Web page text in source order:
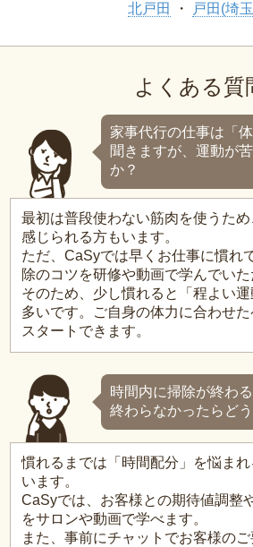
北戸田 戸田(埼
よくある質
家事代行の仕事は「
聞きますが、運動が
か？
最初は普段使わない筋肉を使うた
感じられる方もいます。
ただ、CaSyでは早くお仕事に慣れ
除のコツを研修や動画で学んでいた
そのため、少し慣れると「程よい
多いです。ご自身の体力に合わせた
スタートできます。
時間内に掃除が終わ
終わらなかったらど
慣れるまでは「時間配分」を悩ま
います。
CaSyでは、お客様との期待値調整
をサロンや動画で学べます。
また、事前にチャットでお客様の